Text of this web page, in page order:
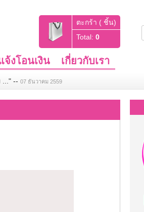
ตะกร้า ( ชิ้น)
Total:0
จ้งโอนเงิน เกี่ยวกับเรา
..." -- 07 ธันวาคม 2559